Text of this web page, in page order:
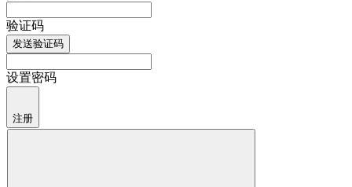
验证码
发送验证码
设置密码
注册